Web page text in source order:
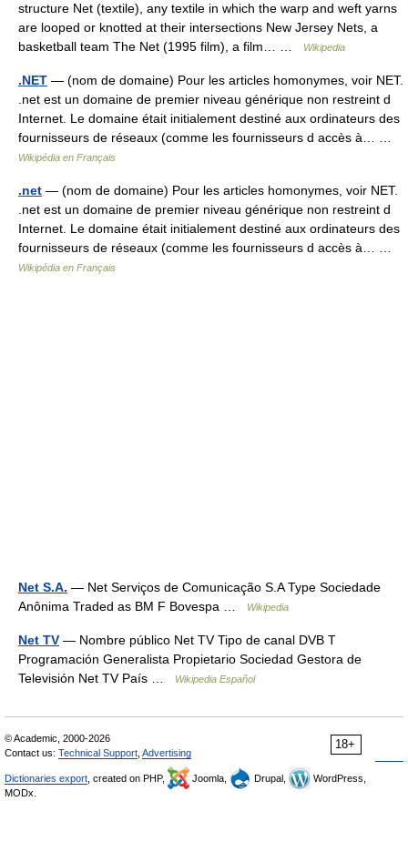
structure Net (textile), any textile in which the warp and weft yarns
are looped or knotted at their intersections New Jersey Nets, a
basketball team The Net (1995 film), a film… …
Wikipedia
.NET — (nom de domaine) Pour les articles homonymes, voir NET.
.net est un domaine de premier niveau générique non restreint d
Internet. Le domaine était initialement destiné aux ordinateurs des
fournisseurs de réseaux (comme les fournisseurs d accès à… …
Wikipédia en Français
.net — (nom de domaine) Pour les articles homonymes, voir NET.
.net est un domaine de premier niveau générique non restreint d
Internet. Le domaine était initialement destiné aux ordinateurs des
fournisseurs de réseaux (comme les fournisseurs d accès à… …
Wikipédia en Français
Net S.A. — Net Serviços de Comunicação S.A Type Sociedade
Anônima Traded as BM F Bovespa …
Wikipedia
Net TV — Nombre público Net TV Tipo de canal DVB T
Programación Generalista Propietario Sociedad Gestora de
Televisión Net TV País …
Wikipedia Español
18+
© Academic, 2000-2026
Contact us: Technical Support Advertising
Dictionaries export , created on PHP, Joomla, Drupal,
WordPress,
MODx.